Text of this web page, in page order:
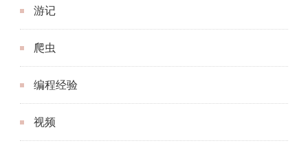
游记
爬虫
编程经验
视频